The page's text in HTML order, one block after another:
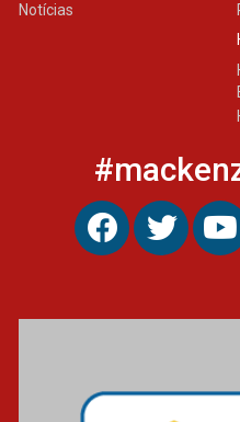
Notícias